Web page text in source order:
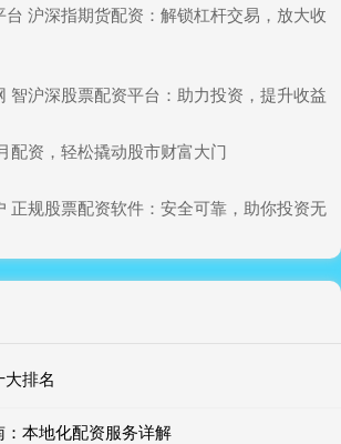
沪深指期货配资：解锁杠杆交易，放大收
智沪深股票配资平台：助力投资，提升收益
配资，轻松撬动股市财富大门
正规股票配资软件：安全可靠，助你投资无
排名
本地化配资服务详解